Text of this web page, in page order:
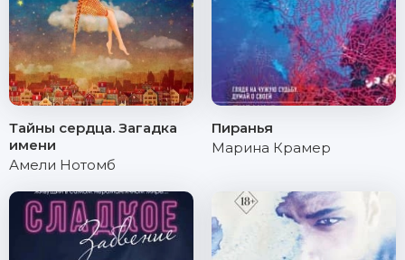
Тайны сердца. Загадка
имени
Амели Нотомб
Пиранья
Марина Крамер